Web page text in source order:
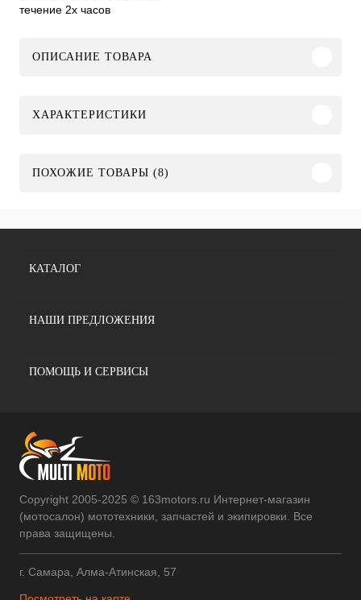
течение 2х часов
ОПИСАНИЕ ТОВАРА
ХАРАКТЕРИСТИКИ
ПОХОЖИЕ ТОВАРЫ (8)
КАТАЛОГ
НАШИ ПРЕДЛОЖЕНИЯ
ПОМОЩЬ И СЕРВИСЫ
Copyright 2005-2025 © 163motors.ru Интернет-магазин
(мотосалон) мототехники, запчастей и экипировки. Все
права защищены.
г. Самара, Алма-Атинская, 57